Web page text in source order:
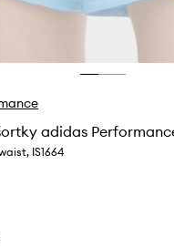
adidas
IS1664